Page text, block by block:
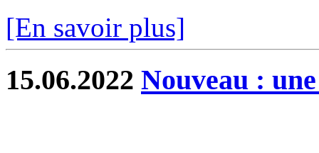
[En savoir plus]
15.06.2022 Nouveau :